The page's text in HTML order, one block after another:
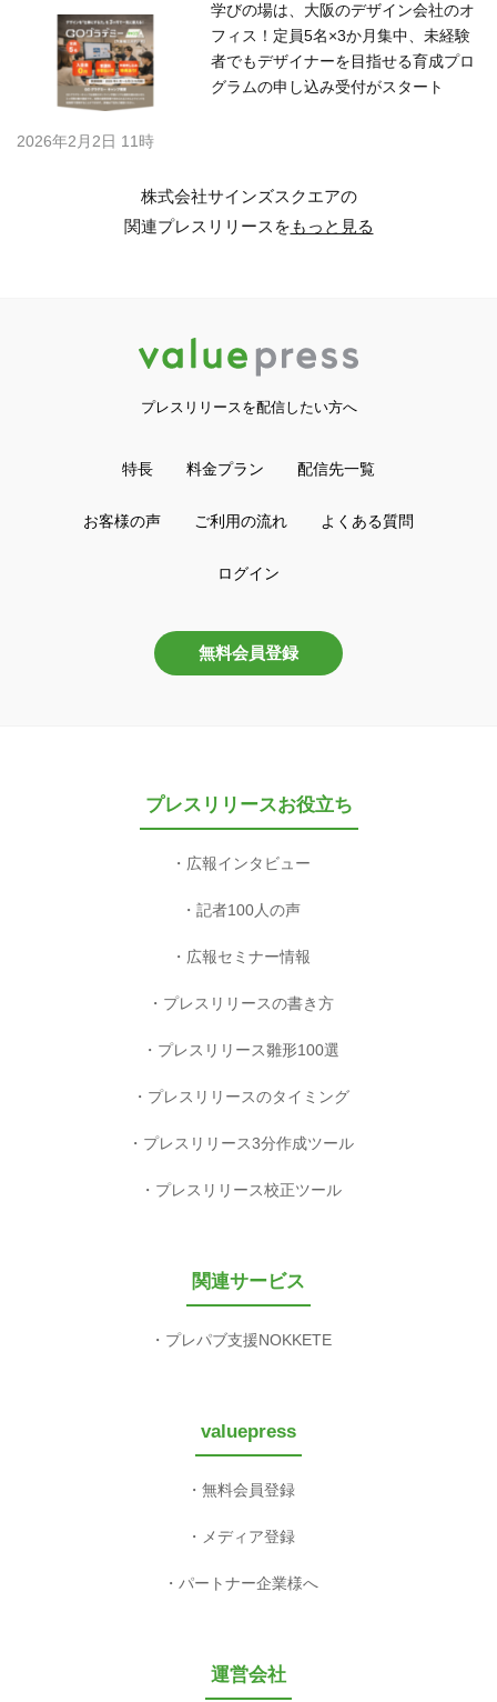
学びの場は、大阪のデザイン会社のオ
フィス！定員5名×3か月集中、未経験
者でもデザイナーを目指せる育成プロ
グラムの申し込み受付がスタート
2026年2月2日 11時
株式会社サインズスクエアの
関連プレスリリースをもっと見る
プレスリリースを配信したい方へ
特長 料金プラン 配信先一覧
お客様の声 ご利用の流れ よくある質問
ログイン
無料会員登録
プレスリリースお役立ち
広報インタビュー
記者100人の声
広報セミナー情報
プレスリリースの書き方
プレスリリース雛形100選
プレスリリースのタイミング
プレスリリース3分作成ツール
プレスリリース校正ツール
関連サービス
プレパブ支援NOKKETE
valuepress
無料会員登録
メディア登録
パートナー企業様へ
運営会社